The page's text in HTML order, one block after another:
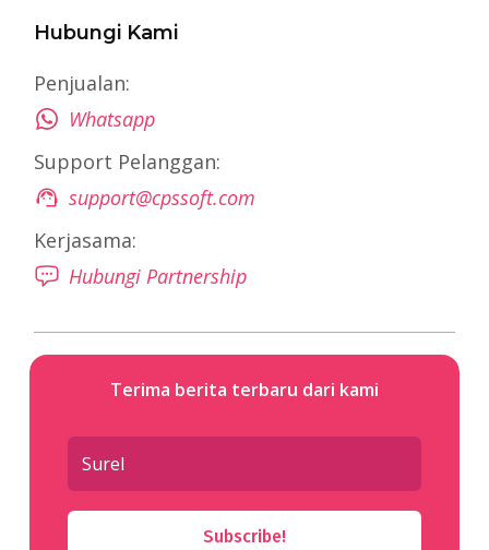
Hubungi Kami
Penjualan:
Whatsapp
Support Pelanggan:
support@cpssoft.com
Kerjasama:
Hubungi Partnership
Terima berita terbaru dari kami
Subscribe!